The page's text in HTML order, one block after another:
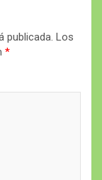
publicada. Los
*